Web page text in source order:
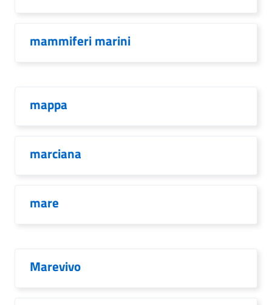
mammiferi marini
mappa
marciana
mare
Marevivo